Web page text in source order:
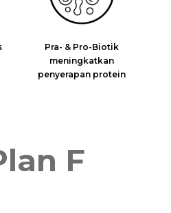
Pra- & Pro-Biotik
meningkatkan
penyerapan protein
F